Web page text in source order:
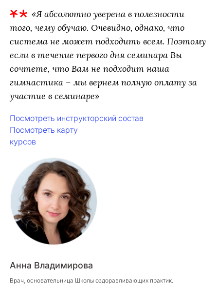
«Я абсолютно уверена в полезности
того, чему обучаю. Очевидно, однако, что
система не может подходить всем. Поэтому
если в течение первого дня семинара Вы
сочтете, что Вам не подходит наша
гимнастика – мы вернем полную оплату за
участие в семинаре»
Посмотреть инструкторский состав
Посмотреть карту
курсов
Анна Владимирова
Врач, основательница Школы оздоравливающих практик.